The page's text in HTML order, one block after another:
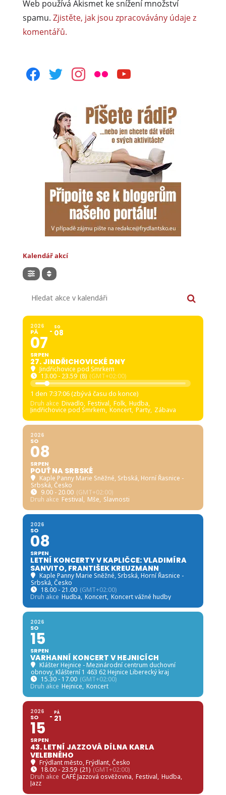
Web používá Akismet ke snížení množství
spamu. Zjistěte, jak jsou zpracovávány údaje z
komentářů.
facebooktwitterinstagram
flickr youtube
Kalendář akcí
2026
PÁ
07
SRPEN
SO
08
27. JINDŘICHOVICKÉ DNY
Jindřichovice pod Smrkem
13.00 - 23.59 (8) (GMT+02:00)
1 den 7:37:04 (zbývá času do konce)
Druh akce Divadlo, Festival, Folk, Hudba,
Jindřichovice pod Smrkem, Koncert, Party, Zábava
2026
SO
08
SRPEN
POUŤ NA SRBSKÉ
Kaple Panny Marie Sněžné, Srbská, Horní Řasnice -
Srbská, Česko
9.00 - 20.00 (GMT+02:00)
Druh akce Festival, Mše, Slavnosti
2026
SO
08
SRPEN
LETNÍ KONCERTY V KAPLIČCE: VLADIMÍRA
SANVITO, FRANTIŠEK KREUZMANN
Kaple Panny Marie Sněžné, Srbská, Horní Řasnice -
Srbská, Česko
18.00 - 21.00 (GMT+02:00)
Druh akce Hudba, Koncert, Koncert vážné hudby
2026
SO
15
SRPEN
VARHANNÍ KONCERT V HEJNICÍCH
Klášter Hejnice - Mezinárodní centrum duchovní
obnovy, Klášterní 1 463 62 Hejnice Liberecký kraj
15.30 - 17.00 (GMT+02:00)
Druh akce Hejnice, Koncert
2026
SO
15
SRPEN
PÁ
21
43. LETNÍ JAZZOVÁ DÍLNA KARLA
VELEBNÉHO
Frýdlant město, Frýdlant, Česko
18.00 - 23.59 (21) (GMT+02:00)
Druh akce CAFÉ Jazzová osvěžovna, Festival, Hudba,
Jazz